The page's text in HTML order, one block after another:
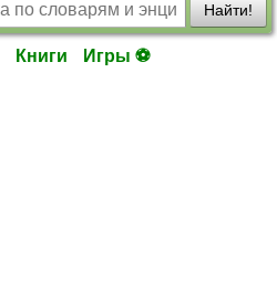
Найти!
Книги Игры ⚽